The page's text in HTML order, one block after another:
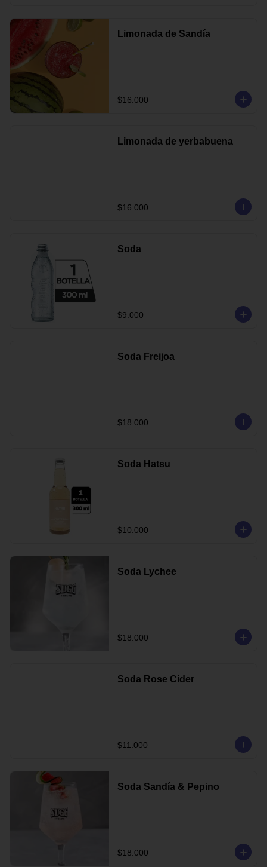
Limonada de Sandía
$16.000
Limonada de yerbabuena
$16.000
Soda
$9.000
Soda Freijoa
$18.000
Soda Hatsu
$10.000
Soda Lychee
$18.000
Soda Rose Cider
$11.000
Soda Sandía & Pepino
$18.000